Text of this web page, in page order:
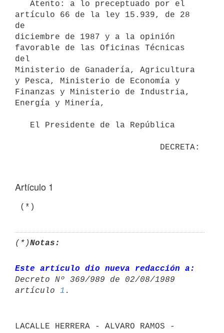
artículo 66 de la ley 15.939, de 28
de
diciembre de 1987 y a la opinión
favorable de las Oficinas Técnicas
del
Ministerio de Ganadería, Agricultura
y Pesca, Ministerio de Economía y
Finanzas y Ministerio de Industria,
Energía y Minería,
Artículo 1
(*)Notas:
Este artículo dio nueva redacción a:
Decreto Nº 369/989 de 02/08/1989
artículo 1
LACALLE HERRERA - ALVARO RAMOS -